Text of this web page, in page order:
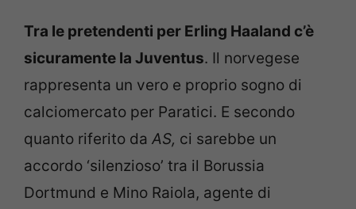
Tra le pretendenti per Erling Haaland c’è
sicuramente la Juventus. Il norvegese
rappresenta un vero e proprio sogno di
calciomercato per Paratici. E secondo
quanto riferito da AS, ci sarebbe un
accordo ‘silenzioso’ tra il Borussia
Dortmund e Mino Raiola, agente di